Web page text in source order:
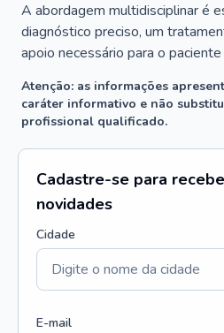
A abordagem multidisciplinar é
diagnóstico preciso, um
apoio necessário para o
Atenção: as informações
caráter informativo e não
profissional qualificado.
Cadastre-se para
novidades
Cidade
E-mail